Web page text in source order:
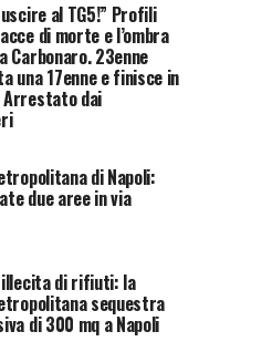
al TG5!” Profili
di morte e l’ombra
Carbonaro. 23enne
una 17enne e finisce in
dai
di Napoli:
due aree in via
illecita di rifiuti: la
sequestra
di 300 mq a Napoli